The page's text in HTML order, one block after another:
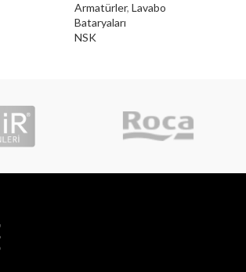
Armatürler, Lavabo
Bataryaları
NSK